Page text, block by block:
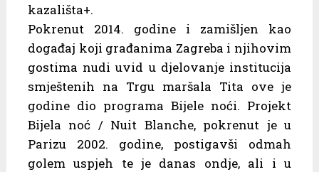
kazališta+.
Pokrenut 2014. godine i zamišljen kao
događaj koji građanima Zagreba i njihovim
gostima nudi uvid u djelovanje institucija
smještenih na Trgu maršala Tita ove je
godine dio programa Bijele noći. Projekt
Bijela noć / Nuit Blanche, pokrenut je u
Parizu 2002. godine, postigavši odmah
golem uspjeh te je danas ondje, ali i u